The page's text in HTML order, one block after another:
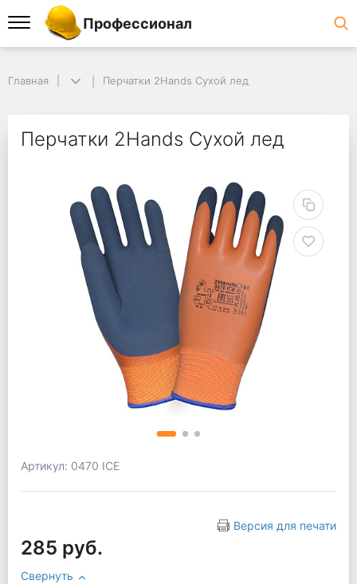
Профессионал
Главная Перчатки 2Hands Сухой лед
Перчатки 2Hands Сухой лед
Артикул: 0470 ICE
Версия для печати
285 руб.
Свернуть